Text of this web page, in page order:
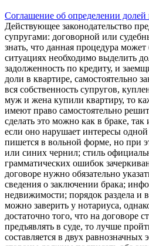
Соглашение об определении долей
Действующее законодательство
супругами: договорной или
знать, что данная процедура
ситуациях необходимо выделить
задолженность по кредиту, и
доли в квартире, самостоятельно
вся собственность супругов,
муж и жена купили квартиру, то
имеют право самостоятельно
сделать это можно как в браке,
если оно нарушает интересы
пишется в вольной форме, но при
или синих чернил; стиль
грамматических ошибок
договоре нужно обязательно
сведения о заключении брака;
недвижимости; порядок раздела и
можно заверить у нотариуса,
достаточно того, что на договоре
предъявлять в суде, то лучше
составляется в двух